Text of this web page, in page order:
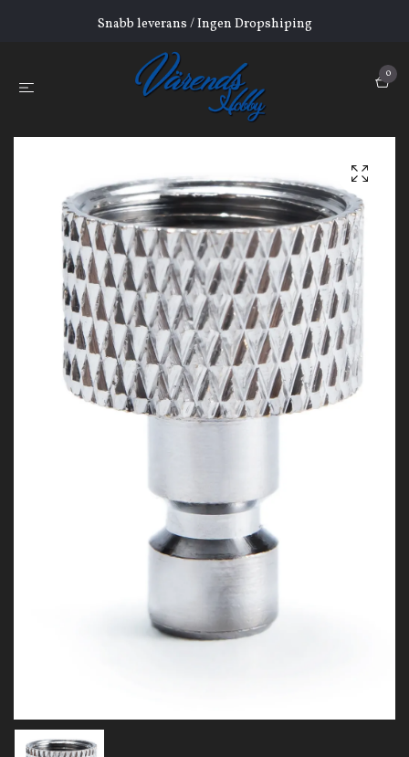
Snabb leverans / Ingen Dropshiping
0